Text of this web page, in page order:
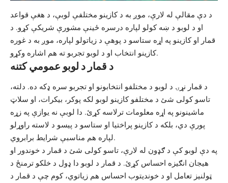
د دې مقالې له لارې، موږ به د کازینو مختلفې لوبې، د هغې قواعد
او د لوبو د ښه کولو لپاره درسره ځینې مشورې شریکې کړو. د
قمار او کازینو په اړه ستاسو د پوهې د زیاتولو لپاره، موږ به د غوره
کازینو انتخاب او د لوبو تجربو ته هم اشاره وکړو.
د قمار د لوبو عمومي کتنه
د قمار نړۍ د لوبو د مختلفو انتخابونو او تجربو سره ډکه ده. دلته،
تاسو کولی شئ د مختلفو کازینو لوبو لکه پوکر، بیکرات، او سلاټ
ماشینونو په اړه معلومات ترلاسه کړئ. دا لوبې نه یوازې په زړه
پورې دي، بلکه د کازینو پراختیا او ستاسو د پیسو د لاسته راوړلو
لپاره هم مناسبې شرایط برابروي.
په دې لوبو کې د ګډون له لارې، تاسو کولی شئ د قمار د خوندور او
هیجان انګیزه احساس کړئ. د قمار د لوبو دا ډول د خلکو ترمنځ د
ټولنیز تعامل او د خوندیتوب احساس هم زیاتوي، کوم چې د قمار د